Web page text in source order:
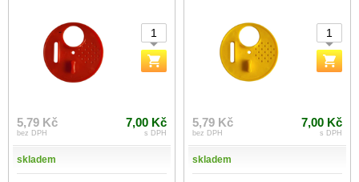
5,79 Kč
bez DPH
7,00 Kč
s DPH
skladem
5,79 Kč
bez DPH
7,00 Kč
s DPH
skladem